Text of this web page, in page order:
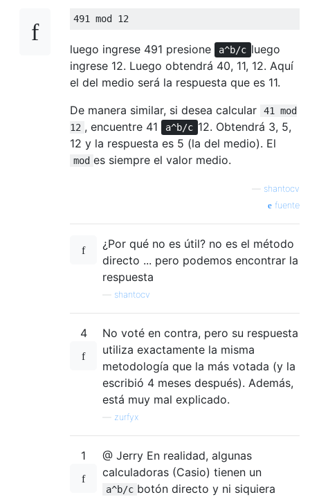
luego ingrese 491 presione a^b/c luego
ingrese 12. Luego obtendrá 40, 11, 12. Aquí
el del medio será la respuesta que es 11.
De manera similar, si desea calcular
41 mod
12 , encuentre 41 a^b/c 12. Obtendrá 3, 5,
12 y la respuesta es 5 (la del medio). El
mod es siempre el valor medio.
shantocv
fuente
¿Por qué no es útil? no es el método
directo ... pero podemos encontrar la
respuesta
shantocv
4
No voté en contra, pero su respuesta
utiliza exactamente la misma
metodología que la más votada (y la
escribió 4 meses después). Además,
está muy mal explicado.
zurfyx
1
@ Jerry En realidad, algunas
calculadoras (Casio) tienen un
a^b/c botón directo y ni siquiera